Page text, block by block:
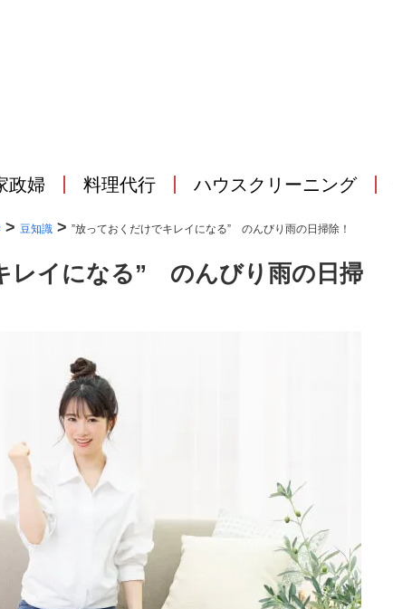
政婦 料理代行 ハウスクリーニング
> 豆知識 > ”放っておくだけでキレイになる” のんびり雨の日掃除！
レイになる” のんびり雨の日掃